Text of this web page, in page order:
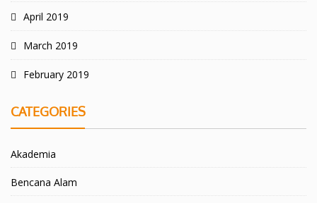
April 2019
March 2019
February 2019
CATEGORIES
Akademia
Bencana Alam